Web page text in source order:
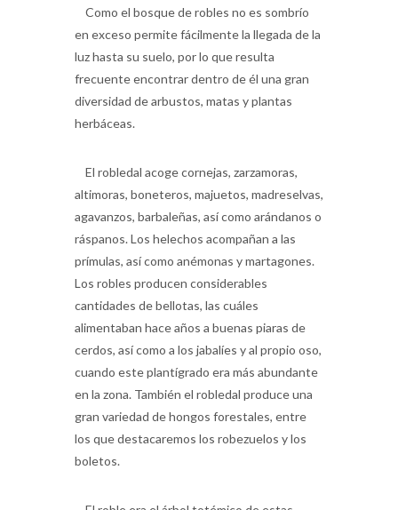
luz hasta su suelo, por lo que resulta
frecuente encontrar dentro de él una gran
diversidad de arbustos, matas y plantas
herbáceas.
agavanzos, barbaleñas, así como arándanos o
ráspanos. Los helechos acompañan a las
prímulas, así como anémonas y martagones.
Los robles producen considerables
cantidades de bellotas, las cuáles
alimentaban hace años a buenas piaras de
cerdos, así como a los jabalíes y al propio oso,
cuando este plantígrado era más abundante
en la zona. También el robledal produce una
gran variedad de hongos forestales, entre
los que destacaremos los robezuelos y los
boletos.